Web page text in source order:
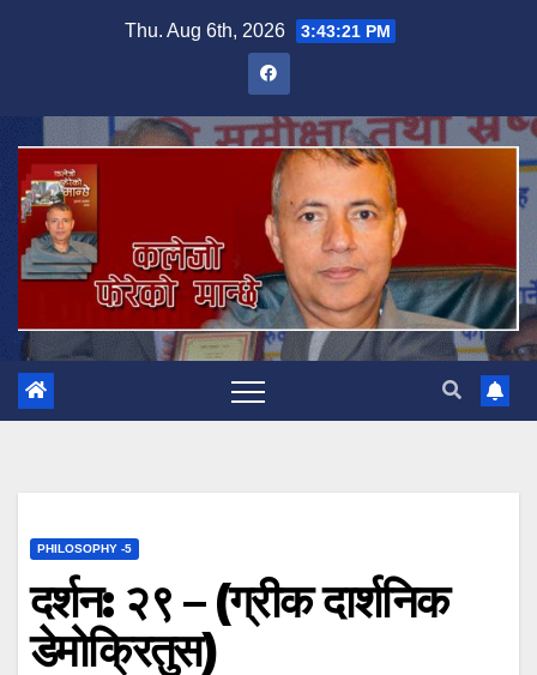
Thu. Aug 6th, 2026 3:43:22 PM
PHILOSOPHY -5
दर्शन: २९ – (ग्रीक दार्शनिक
डेमोक्रितुस)